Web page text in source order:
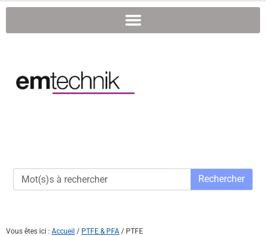
Rechercher
Vous êtes ici : Accueil / PTFE & PFA / PTFE